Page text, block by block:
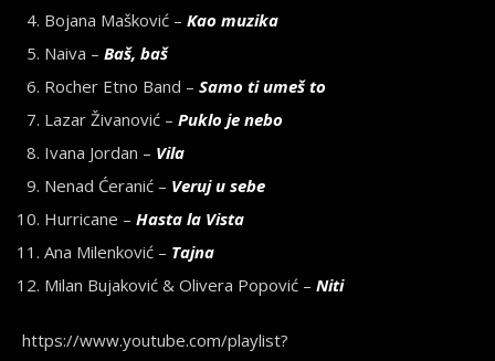
Bojana Mašković – Kao muzika
Naiva – Baš, baš
Rocher Etno Band – Samo ti umeš to
Lazar Živanović – Puklo je nebo
Ivana Jordan – Vila
Nenad Ćeranić – Veruj u sebe
Hurricane – Hasta la Vista
Ana Milenković – Tajna
Milan Bujaković & Olivera Popović – Niti
https://www.youtube.com/playlist?